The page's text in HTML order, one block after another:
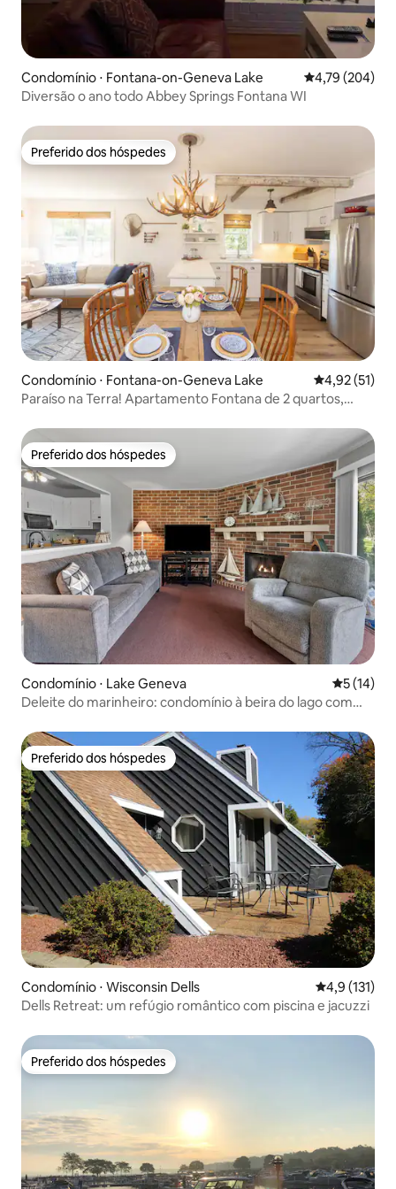
Condomínio ⋅ Fontana-on-Geneva Lake 4,79 de uma
4,79 (204)
Diversão o ano todo Abbey Springs Fontana WI
Preferido dos hóspedes
Preferido dos hóspedes
Condomínio ⋅ Fontana-on-Geneva Lake 4,92 de uma
4,92 (51)
Paraíso na Terra! Apartamento Fontana de 2 quartos,
Preferido dos hóspedes
Preferido dos hóspedes
Condomínio ⋅ Lake Geneva 5 de uma
5 (14)
Deleite do marinheiro: condomínio à beira do lago com
Preferido dos hóspedes
Preferido dos hóspedes
Condomínio ⋅ Wisconsin Dells 4,9 de uma
4,9 (131)
Dells Retreat: um refúgio romântico com piscina e jacuzzi
Preferido dos hóspedes
Preferido dos hóspedes